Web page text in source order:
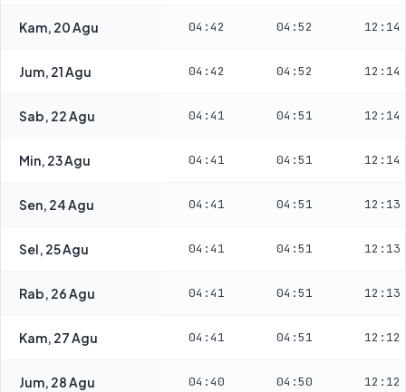
Kam, 20 Agu 04:42 04:52 12:14
Jum, 21 Agu 04:42 04:52 12:14
Sab, 22 Agu 04:41 04:51 12:14
Min, 23 Agu 04:41 04:51 12:14
Sen, 24 Agu 04:41 04:51 12:13
Sel, 25 Agu 04:41 04:51 12:13
Rab, 26 Agu 04:41 04:51 12:13
Kam, 27 Agu 04:41 04:51 12:12
Jum, 28 Agu 04:40 04:50 12:12